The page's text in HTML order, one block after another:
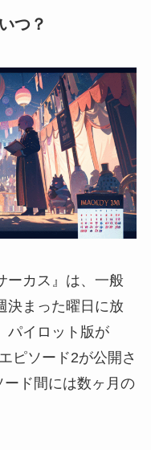
つ？
ーカス』は、一般
決まった曜日に放
パイロット版が
ピソード2が公開さ
ド間には数ヶ月の